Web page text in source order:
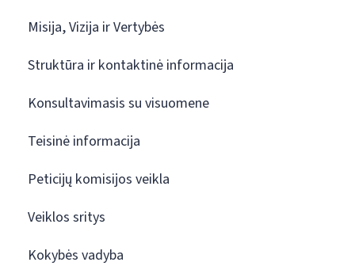
Misija, Vizija ir Vertybės
Struktūra ir kontaktinė informacija
Konsultavimasis su visuomene
Teisinė informacija
Peticijų komisijos veikla
Veiklos sritys
Kokybės vadyba